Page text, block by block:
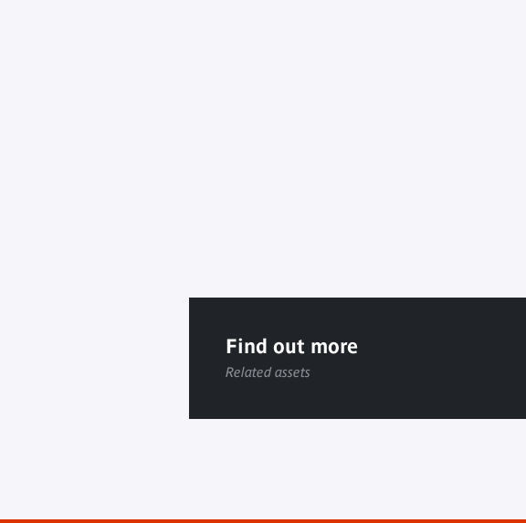
Find out more
Related assets